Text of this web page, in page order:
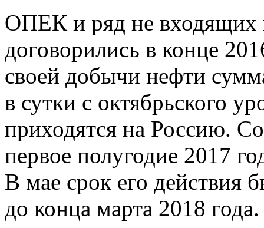
ОПЕК и ряд не входящих
договорились в конце
своей добычи нефти
в сутки с октябрьского
приходятся на Россию.
первое полугодие 2017
В мае срок его действия
до конца марта 2018 года.